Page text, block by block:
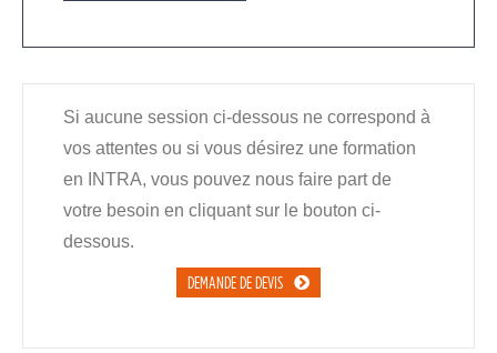
Si aucune session ci-dessous ne correspond à
vos attentes ou si vous désirez une formation
en INTRA, vous pouvez nous faire part de
votre besoin en cliquant sur le bouton ci-
dessous.
DEMANDE DE DEVIS